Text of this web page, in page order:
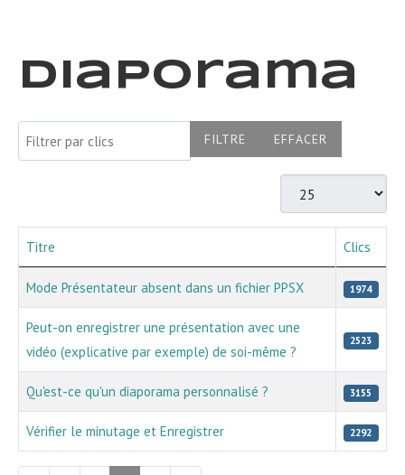
Diaporama
Filtrer par clics FILTRE EFFACER
Afficher #
Articles
Titre Clics
Mode Présentateur absent dans un fichier PPSX 1974
Peut-on enregistrer une présentation avec une
vidéo (explicative par exemple) de soi-même ?
2523
Qu'est-ce qu'un diaporama personnalisé ? 3155
Vérifier le minutage et Enregistrer 2292